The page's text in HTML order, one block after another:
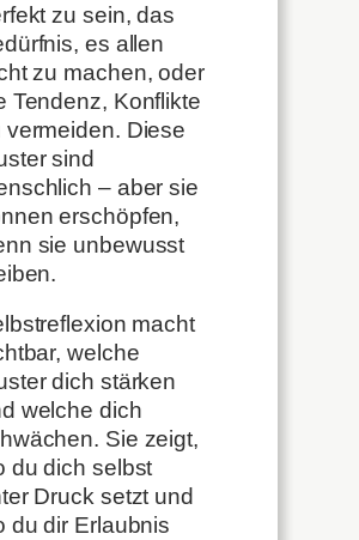
zu sein, das
es allen
zu machen, oder
Tendenz, Konflikte
vermeiden. Diese
sind
– aber sie
erschöpfen,
sie unbewusst
macht
welche
dich stärken
welche dich
Sie zeigt,
du dich selbst
Druck setzt und
du dir Erlaubnis